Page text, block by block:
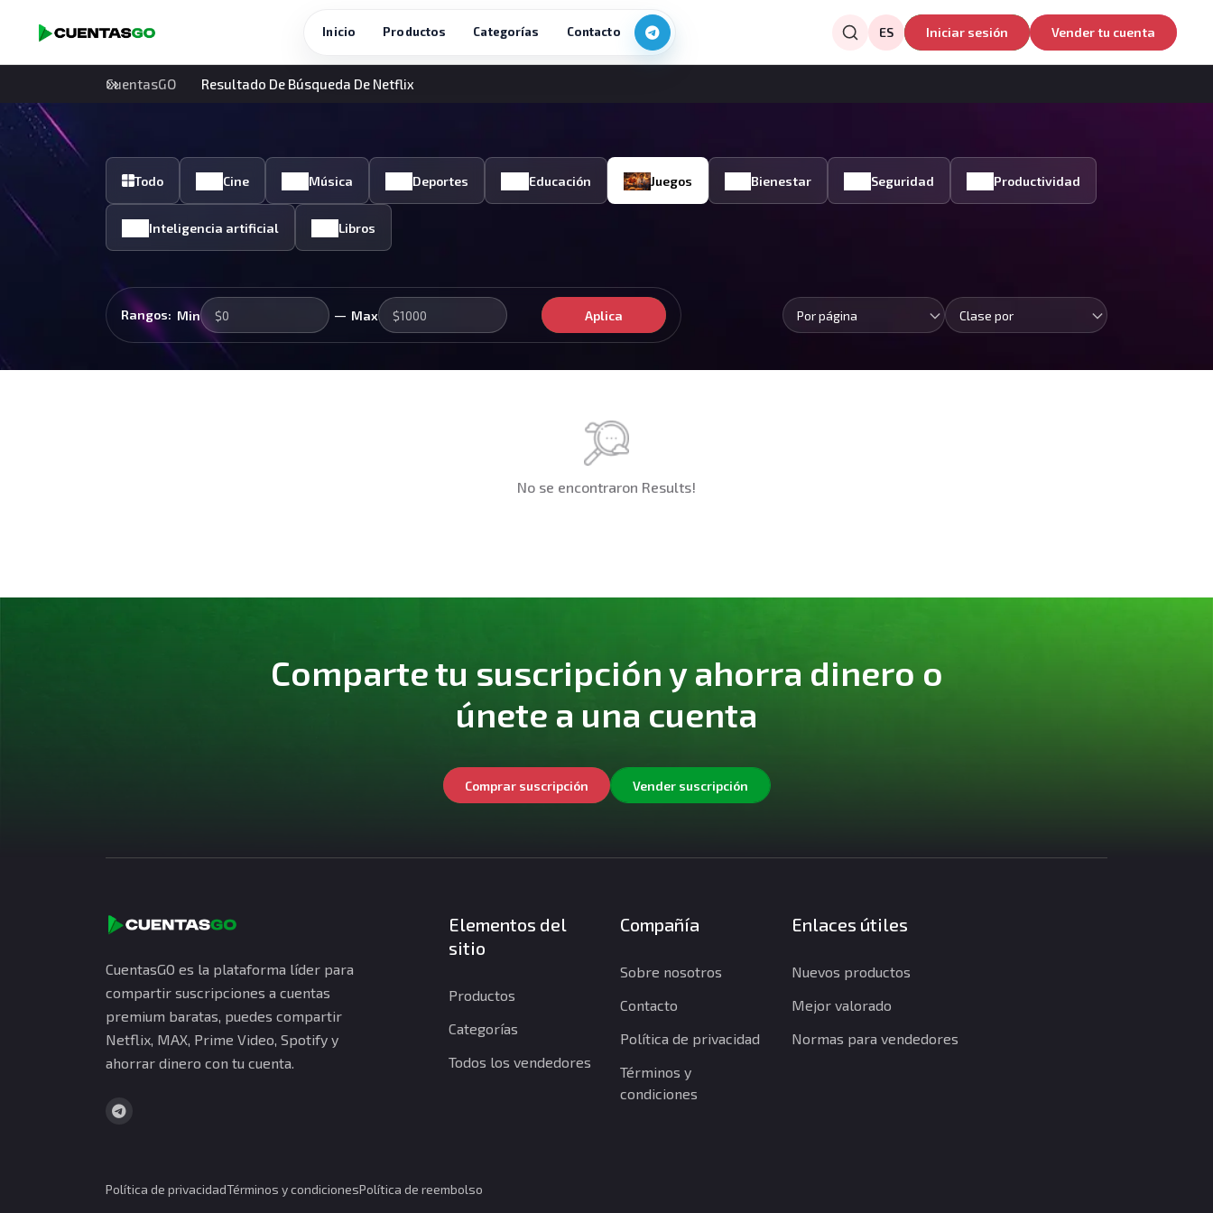
Inicio Productos Categorías Contacto ES Iniciar sesión Vender tu cuenta
CuentasGO Resultado De Búsqueda De Netflix
Todo Cine Música Deportes Educación Juegos Bienestar Seguridad Productividad
Inteligencia artificial Libros
Rangos: Min — Max Aplica Por página Clase por
No se encontraron Results!
Comparte tu suscripción y ahorra dinero o
únete a una cuenta
Comprar suscripción Vender suscripción
CuentasGO es la plataforma líder para
compartir suscripciones a cuentas
premium baratas, puedes compartir
Netflix, MAX, Prime Video, Spotify y
ahorrar dinero con tu cuenta.
Elementos del
sitio
Productos
Categorías
Todos los vendedores
Compañía
Sobre nosotros
Contacto
Política de privacidad
Términos y
condiciones
Enlaces útiles
Nuevos productos
Mejor valorado
Normas para vendedores
Política de privacidadTérminos y condicionesPolítica de reembolso